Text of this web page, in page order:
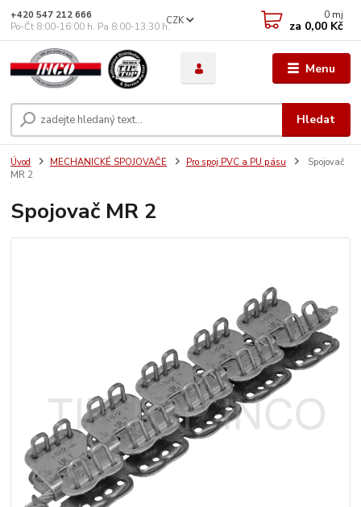
Menu
CZK
Hledat
+420 547 212 666
Po-Čt 8:00-16:00 h. Pa 8:00-13:30 h.
0 mj
za 0,00 Kč
Úvod MECHANICKÉ SPOJOVAČE Pro spoj PVC a PU pásu
Spojovač
MR 2
Spojovač MR 2